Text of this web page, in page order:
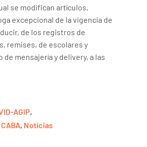
se modifican artículos,
excepcional de la vigencia de
de los registros de
remises, de escolares y
mensajería y delivery, a las
AGIP,
, Noticias